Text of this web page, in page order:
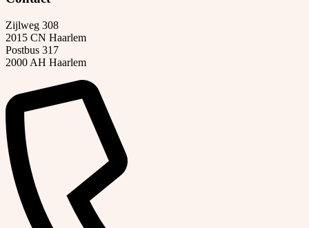
Zijlweg 308
2015 CN Haarlem
Postbus 317
2000 AH Haarlem